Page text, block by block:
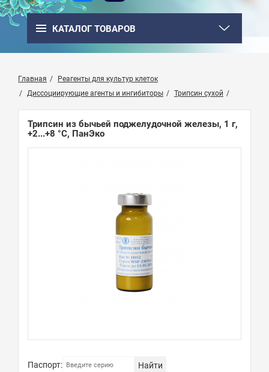
КАТАЛОГ ТОВАРОВ
Главная
Реагенты для культур клеток
Диссоциирующие агенты и ингибиторы
Трипсин сухой
Трипсин из бычьей поджелудочной железы, 1 г,
+2...+8 °С, ПанЭко
Паспорт: Найти